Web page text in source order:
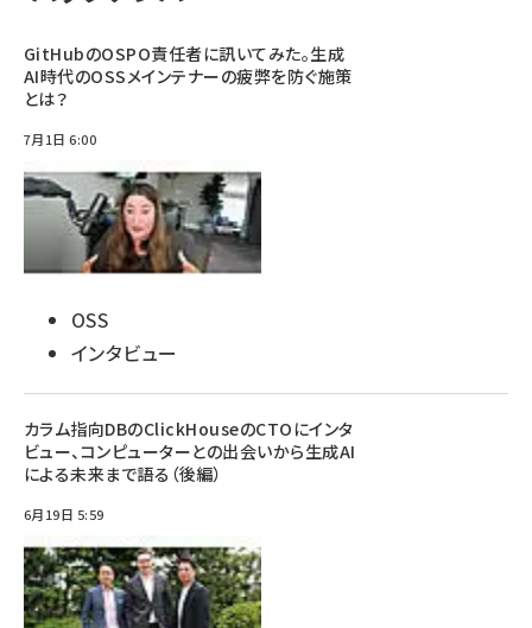
GitHubのOSPO責任者に訊いてみた。生成
AI時代のOSSメインテナーの疲弊を防ぐ施策
とは？
7月1日 6:00
OSS
インタビュー
カラム指向DBのClickHouseのCTOにインタ
ビュー、コンピューターとの出会いから生成AI
による未来まで語る（後編）
6月19日 5:59